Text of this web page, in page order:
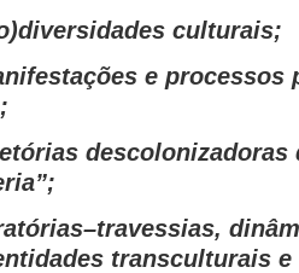
culturais;
e processos
descolonizadoras
transculturais e